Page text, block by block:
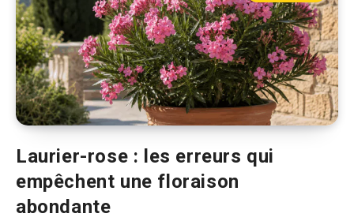
Laurier-rose : les erreurs qui
empêchent une floraison
abondante